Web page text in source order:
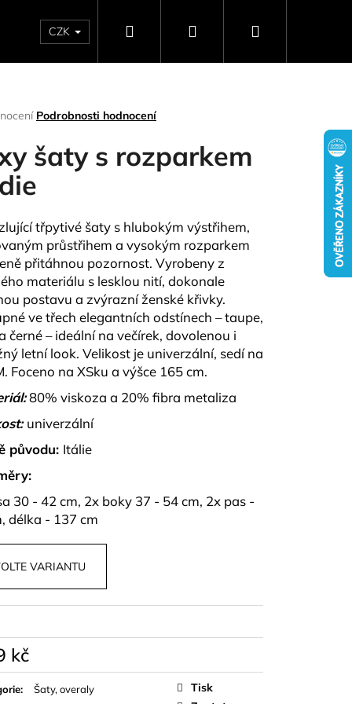
NAPIŠTE NÁM DÁRKOVÉ POUKAZY
CZK Hledat PřihlášeníNákupní
Podrobnosti hodnocení
šaty s rozparkem
třpytivé šaty s hlubokým výstřihem,
průstřihem a vysokým rozparkem
přitáhnou pozornost. Vyrobeny z
materiálu s lesklou nití, dokonale
postavu a zvýrazní ženské křivky.
ve třech elegantních odstínech – taupe,
černé – ideální na večírek, dovolenou i
letní look. Velikost je univerzální, sedí na
Foceno na XSku a výšce 165 cm.
80% viskoza a 20% fibra metaliza
univerzální
původu: Itálie
30 - 42 cm, 2x boky 37 - 54 cm, 2x pas -
délka - 137 cm
VARIANTU
kč
: Šaty, overaly
Tisk
Následující
A SUKNĚ BELISSE